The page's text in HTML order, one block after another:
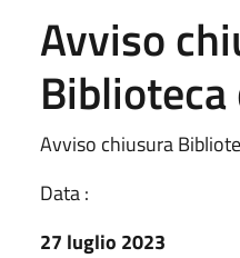
Avviso
Avviso chiusura
Data :
27 luglio 2023